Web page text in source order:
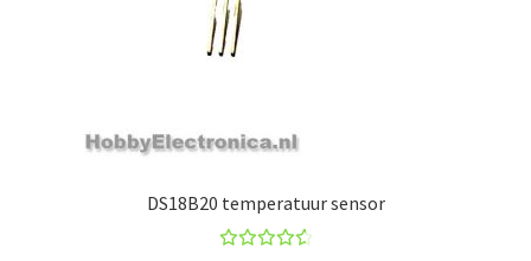
DS18B20 temperatuur sensor